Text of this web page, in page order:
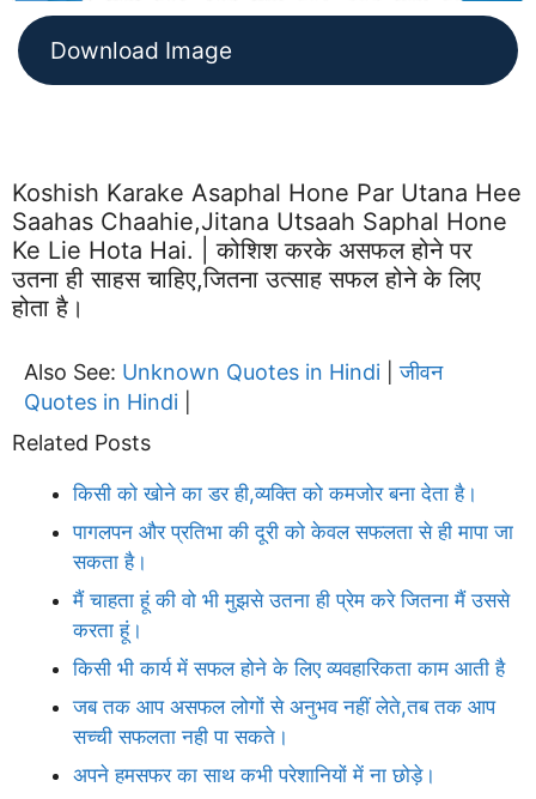
Download Image
Koshish Karake Asaphal Hone Par Utana Hee
Saahas Chaahie,jitana Utsaah Saphal Hone
Ke Lie Hota Hai. | कोशिश करके असफल होने पर
उतना ही साहस चाहिए,जितना उत्साह सफल होने के लिए
होता है।
Also See: Unknown Quotes in Hindi |जीवन
Quotes in Hindi
Related Posts
किसी को खोने का डर ही,व्यक्ति को कमजोर बना देता है।
पागलपन और प्रतिभा की दूरी को केवल सफलता से ही मापा जा
सकता है।
मैं चाहता हूं की वो भी मुझसे उतना ही प्रेम करे जितना मैं उससे
करता हूं।
किसी भी कार्य में सफल होने के लिए व्यवहारिकता काम आती है
जब तक आप असफल लोगों से अनुभव नहीं लेते,तब तक आप
सच्ची सफलता नही पा सकते।
अपने हमसफर का साथ कभी परेशानियों में ना छोड़े।